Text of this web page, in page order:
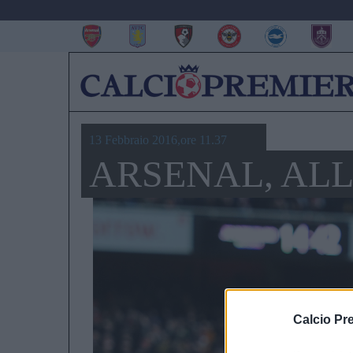
Calcio
13 Febbraio 2016,ore 11.37
ARSENAL,